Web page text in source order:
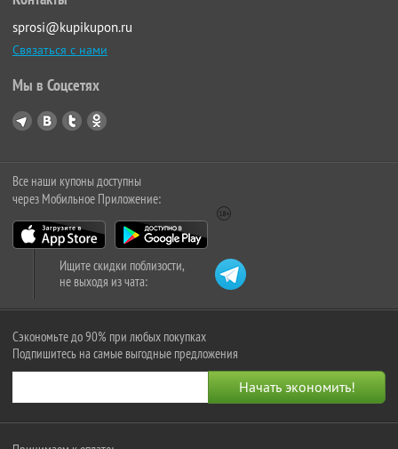
sprosi@kupikupon.ru
Связаться с нами
Мы в Соцсетях
Все наши купоны доступны
через Мобильное Приложение:
Ищите скидки поблизости,
не выходя из чата:
Сэкономьте до 90% при любых покупках
Подпишитесь на самые выгодные предложения